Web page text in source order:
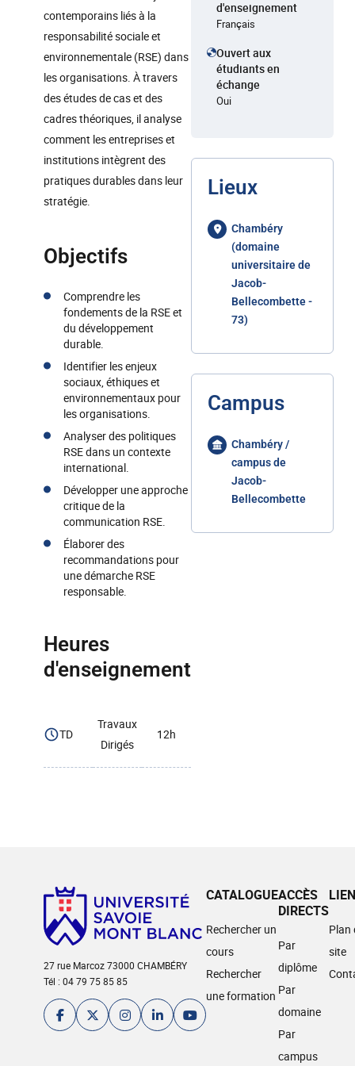
contemporains liés à la
responsabilité sociale et
environnementale (RSE) dans
les organisations. À travers
des études de cas et des
cadres théoriques, il analyse
comment les entreprises et
institutions intègrent des
pratiques durables dans leur
stratégie.
Objectifs
Comprendre les
fondements de la RSE et
du développement
durable.
Identifier les enjeux
sociaux, éthiques et
environnementaux pour
les organisations.
Analyser des politiques
RSE dans un contexte
international.
Développer une approche
critique de la
communication RSE.
Élaborer des
recommandations pour
une démarche RSE
responsable.
Heures
d'enseignement
TD
Travaux
Dirigés
12h
d'enseignement
Français
Ouvert aux
étudiants en
échange
Oui
Lieux
Chambéry
(domaine
universitaire de
Jacob-
Bellecombette -
73)
Campus
Chambéry /
campus de
Jacob-
Bellecombette
27 rue Marcoz 73000 CHAMBÉRY
Tél : 04 79 75 85 85
CATALOGUE
Rechercher un
cours
Rechercher
une formation
ACCÈS
DIRECTS
Par
diplôme
Par
domaine
Par
campus
Plan
site